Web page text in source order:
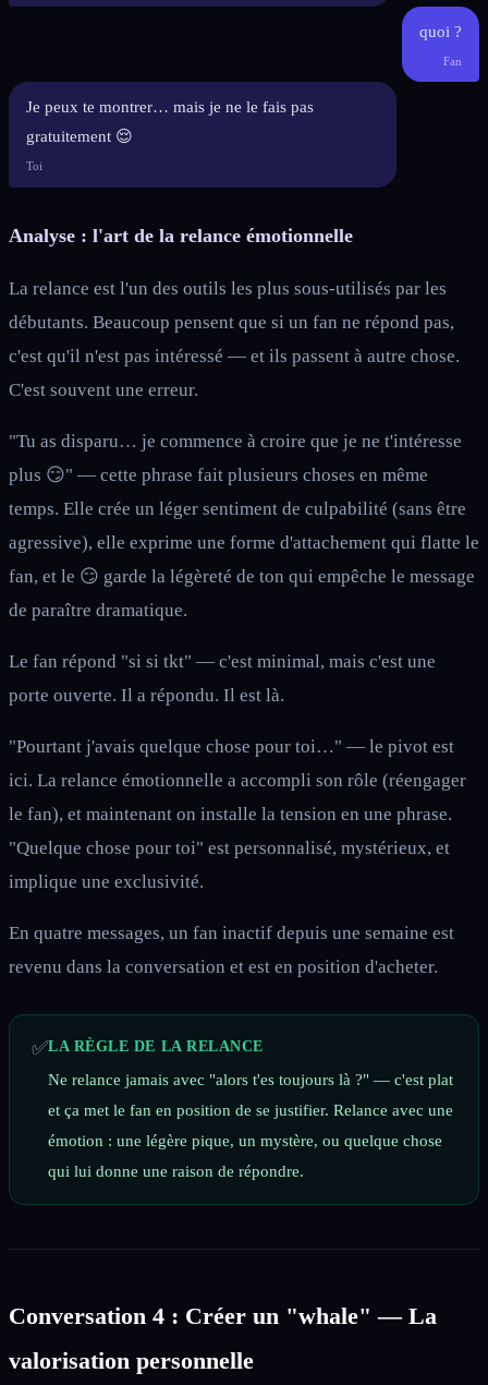
quoi ?
Fan
Je peux te montrer… mais je ne le fais pas
gratuitement 😌
Toi
Analyse : l'art de la relance émotionnelle
La relance est l'un des outils les plus sous-utilisés par les
débutants. Beaucoup pensent que si un fan ne répond pas,
c'est qu'il n'est pas intéressé — et ils passent à autre chose.
C'est souvent une erreur.
"Tu as disparu… je commence à croire que je ne t'intéresse
plus 😏" — cette phrase fait plusieurs choses en même
temps. Elle crée un léger sentiment de culpabilité (sans être
agressive), elle exprime une forme d'attachement qui flatte le
fan, et le 😏 garde la légèreté de ton qui empêche le message
de paraître dramatique.
Le fan répond "si si tkt" — c'est minimal, mais c'est une
porte ouverte. Il a répondu. Il est là.
"Pourtant j'avais quelque chose pour toi…" — le pivot est
ici. La relance émotionnelle a accompli son rôle (réengager
le fan), et maintenant on installe la tension en une phrase.
"Quelque chose pour toi" est personnalisé, mystérieux, et
implique une exclusivité.
En quatre messages, un fan inactif depuis une semaine est
revenu dans la conversation et est en position d'acheter.
✅LA RÈGLE DE LA RELANCE
Ne relance jamais avec "alors t'es toujours là ?" — c'est plat
et ça met le fan en position de se justifier. Relance avec une
émotion : une légère pique, un mystère, ou quelque chose
qui lui donne une raison de répondre.
Conversation 4 : Créer un "whale" — La
valorisation personnelle